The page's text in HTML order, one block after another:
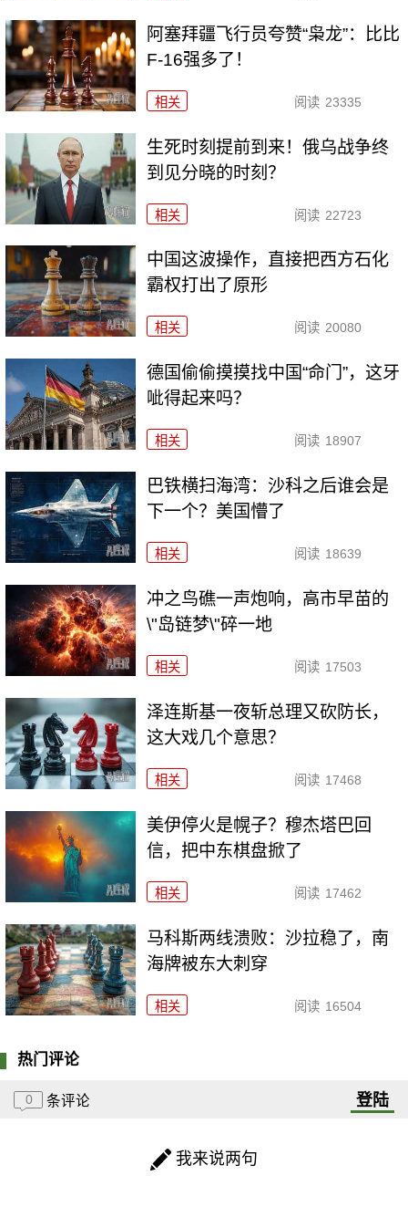
阿塞拜疆飞行员夸赞“枭龙”：比比
F-16强多了！
相关 阅读 23335
生死时刻提前到来！俄乌战争终
到见分晓的时刻？
相关 阅读 22723
中国这波操作，直接把西方石化
霸权打出了原形
相关 阅读 20080
德国偷偷摸摸找中国“命门”，这牙
呲得起来吗？
相关 阅读 18907
巴铁横扫海湾：沙科之后谁会是
下一个？美国懵了
相关 阅读 18639
冲之鸟礁一声炮响，高市早苗的
\"岛链梦\"碎一地
相关 阅读 17503
泽连斯基一夜斩总理又砍防长，
这大戏几个意思？
相关 阅读 17468
美伊停火是幌子？穆杰塔巴回
信，把中东棋盘掀了
相关 阅读 17462
马科斯两线溃败：沙拉稳了，南
海牌被东大刺穿
相关 阅读 16504
热门评论
0 条评论 登陆
我来说两句